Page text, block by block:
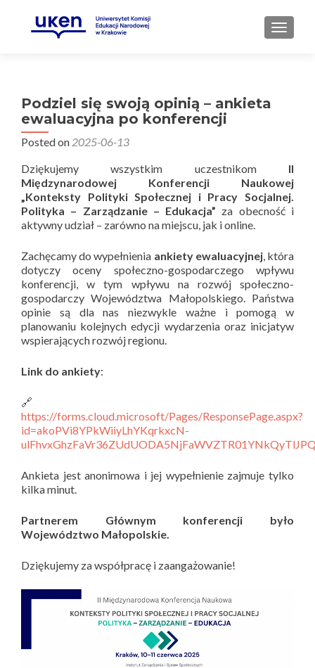
Podziel się swoją opinią – ankieta
ewaluacyjna po konferencji
Posted on 2025-06-13
Dziękujemy wszystkim uczestnikom II
Międzynarodowej Konferencji Naukowej
„Konteksty Polityki Społecznej i Pracy Socjalnej.
Polityka – Zarządzanie – Edukacja” za obecność i
aktywny udział – zarówno na miejscu, jak i online.
Zachęcamy do wypełnienia ankiety ewaluacyjnej, która
dotyczy oceny społeczno-gospodarczego wpływu
konferencji, w tym wpływu na rozwój społeczno-
gospodarczy Województwa Małopolskiego. Państwa
opinie są dla nas niezwykle ważne i pomogą w
planowaniu kolejnych edycji wydarzenia oraz inicjatyw
wspierających rozwój regionu.
Link do ankiety:
🔗
https://forms.cloud.microsoft/Pages/ResponsePage.aspx?
id=akoPVi8YPkWiiyLhYKqrkxcN-
Ankieta jest anonimowa i jej wypełnienie zajmuje tylko
kilka minut.
Partnerem Głównym konferencji było
Województwo Małopolskie.
Dziękujemy za współpracę i zaangażowanie!